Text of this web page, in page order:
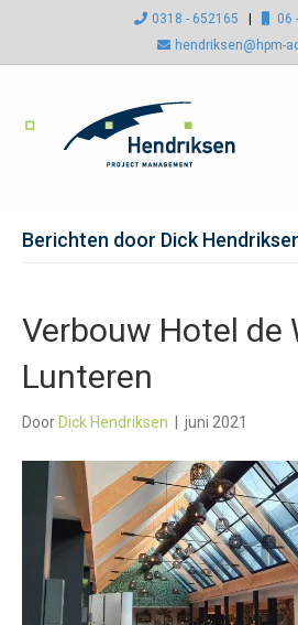
0318 - 652165
06
hendriksen@hpm-
Berichten door Dick
Verbouw Hotel de
Lunteren
Door Dick Hendriksen juni 2021